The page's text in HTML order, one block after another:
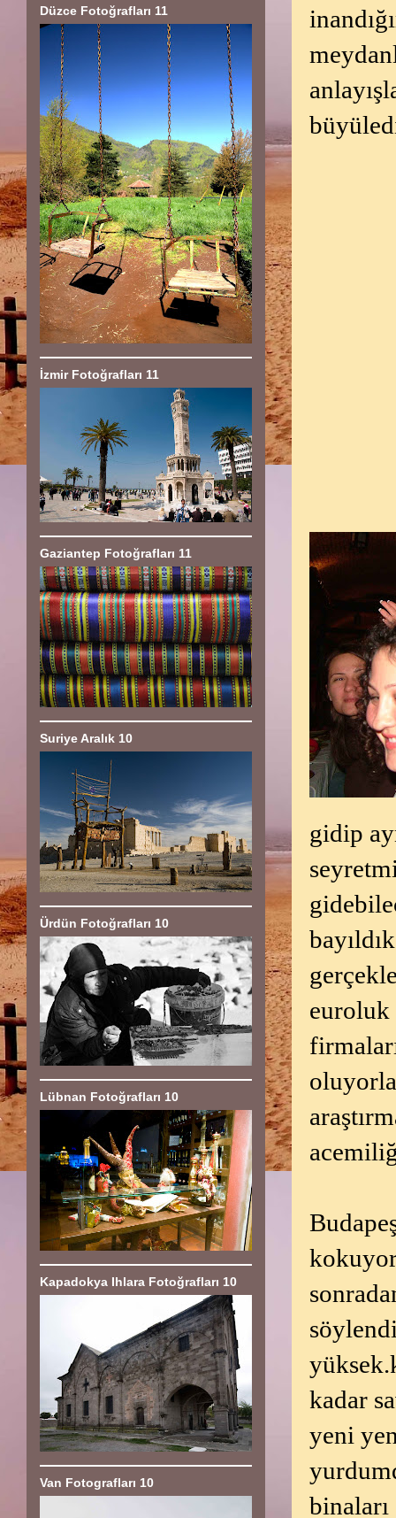
gidip
euroluk
kadar
yeni
Düzce Fotoğrafları 11
İzmir Fotoğrafları 11
Gaziantep Fotoğrafları 11
Suriye Aralık 10
Ürdün Fotoğrafları 10
Lübnan Fotoğrafları 10
Kapadokya Ihlara Fotoğrafları 10
Van Fotografları 10